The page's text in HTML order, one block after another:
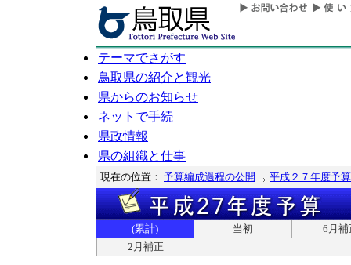
テーマでさがす
鳥取県の紹介と観光
県からのお知らせ
ネットで手続
県政情報
県の組織と仕事
現在の位置： 予算編成過程の公開 平成２７年度予算
(累計) 当初
6月補
2月補正